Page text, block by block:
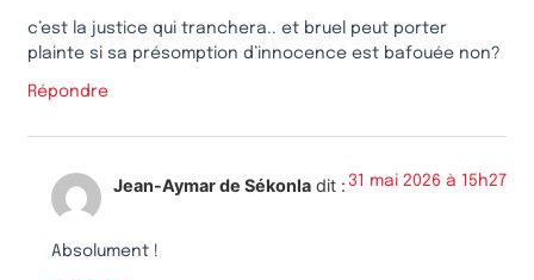
c’est la justice qui tranchera.. et bruel peut porter
plainte si sa présomption d’innocence est bafouée non?
Répondre
Jean-Aymar de Sékonla dit : 31 mai 2026 à 15h27
Absolument !